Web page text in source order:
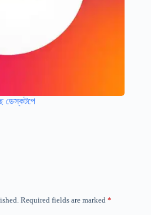
ডেস্কটপে
Required fields are marked *